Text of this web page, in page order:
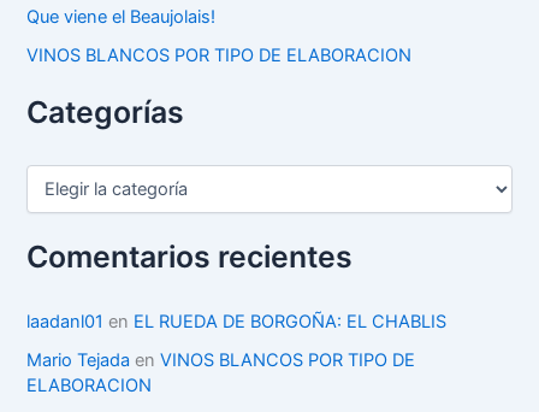
Que viene el Beaujolais!
VINOS BLANCOS POR TIPO DE ELABORACION
Categorías
C
e
g
r
a
s
Comentarios recientes
laadanl01 en EL RUEDA DE BORGOÑA: EL CHABLIS
Mario Tejada enVINOS BLANCOS POR TIPO DE
ELABORACION